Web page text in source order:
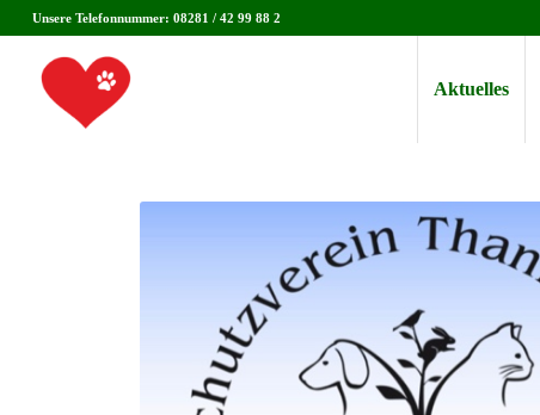
Unsere Telefonnummer: 08281 / 42 99 88 2
Aktuelles